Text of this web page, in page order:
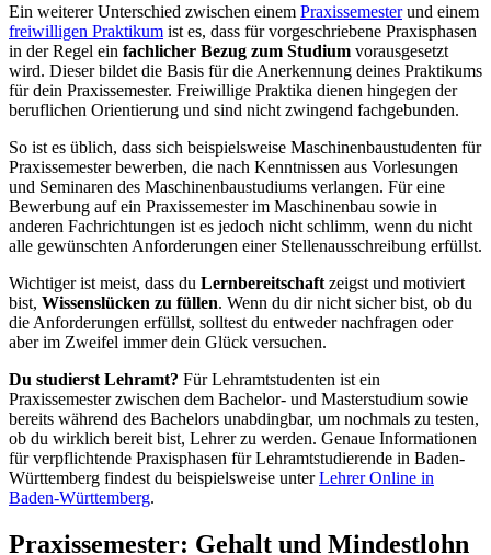
Ein weiterer Unterschied zwischen einem Praxissemesterund einem
freiwilligen Praktikum ist es, dass für vorgeschriebene Praxisphasen
in der Regel ein fachlicher Bezug zum Studium vorausgesetzt
wird. Dieser bildet die Basis für die Anerkennung deines Praktikums
für dein Praxissemester. Freiwillige Praktika dienen hingegen der
beruflichen Orientierung und sind nicht zwingend fachgebunden.
So ist es üblich, dass sich beispielsweise Maschinenbaustudenten für
Praxissemester bewerben, die nach Kenntnissen aus Vorlesungen
und Seminaren des Maschinenbaustudiums verlangen. Für eine
Bewerbung auf ein Praxissemester im Maschinenbau sowie in
anderen Fachrichtungen ist es jedoch nicht schlimm, wenn du nicht
alle gewünschten Anforderungen einer Stellenausschreibung erfüllst.
Wichtiger ist meist, dass du Lernbereitschaft zeigst und motiviert
bist, Wissenslücken zu füllen. Wenn du dir nicht sicher bist, ob du
die Anforderungen erfüllst, solltest du entweder nachfragen oder
aber im Zweifel immer dein Glück versuchen.
Du studierst Lehramt? Für Lehramtstudenten ist ein
Praxissemester zwischen dem Bachelor- und Masterstudium sowie
bereits während des Bachelors unabdingbar, um nochmals zu testen,
ob du wirklich bereit bist, Lehrer zu werden. Genaue Informationen
für verpflichtende Praxisphasen für Lehramtstudierende in Baden-
Württemberg findest du beispielsweise unterLehrer Online in
Baden-Württemberg.
Praxissemester: Gehalt und Mindestlohn